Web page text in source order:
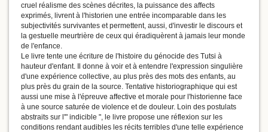
cruel réalisme des scènes décrites, la puissance des affects
exprimés, livrent à l'historien une entrée incomparable dans les
subjectivités survivantes et permettent, aussi, d'investir le discours et
la gestuelle meurtrière de ceux qui éradiquèrent à jamais leur monde
de l'enfance.
Le livre tente une écriture de l'histoire du génocide des Tutsi à
hauteur d'enfant. Il donne à voir et à entendre l'expression singulière
d'une expérience collective, au plus près des mots des enfants, au
plus près du grain de la source. Tentative historiographique qui est
aussi une mise à l'épreuve affective et morale pour l'historienne face
à une source saturée de violence et de douleur. Loin des postulats
abstraits sur l'" indicible ", le livre propose une réflexion sur les
conditions rendant audibles les récits terribles d'une telle expérience